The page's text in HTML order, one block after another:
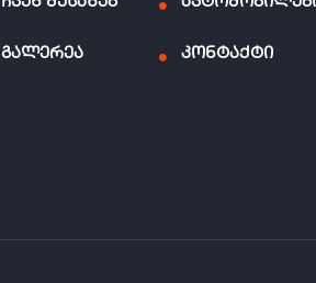
გალერეა კონტაქტი